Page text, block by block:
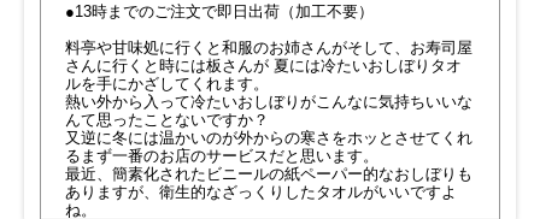
●13時までのご注文で即日出荷（加工不要）
料亭や甘味処に行くと和服のお姉さんがそして、お寿司屋
さんに行くと時には板さんが 夏には冷たいおしぼりタオ
ルを手にかざしてくれます。
熱い外から入って冷たいおしぼりがこんなに気持ちいいな
んて思ったことないですか？
又逆に冬には温かいのが外からの寒さをホッとさせてくれ
るまず一番のお店のサービスだと思います。
最近、簡素化されたビニールの紙ペーパー的なおしぼりも
ありますが、衛生的なざっくりしたタオルがいいですよ
ね。